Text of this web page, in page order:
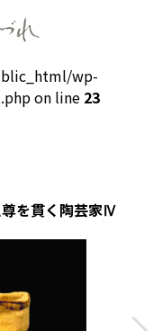
wp-
on line 23
貫く陶芸家Ⅳ